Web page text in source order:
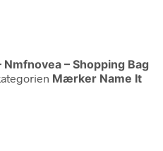
Nmfnovea – Shopping Bag
Mærker Name It